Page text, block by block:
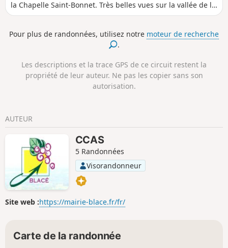
la Chapelle Saint-Bonnet. Très belles vues sur la vallée de la
Saône et la chaine des Alpes.
Pour plus de randonnées, utilisez notre moteur de recherche
.
Les descriptions et la trace GPS de ce circuit restent la
propriété de leur auteur. Ne pas les copier sans son
autorisation.
AUTEUR
CCAS
5 Randonnées
Visorandonneur
Site web :https://mairie-blace.fr/fr/
Carte de la randonnée